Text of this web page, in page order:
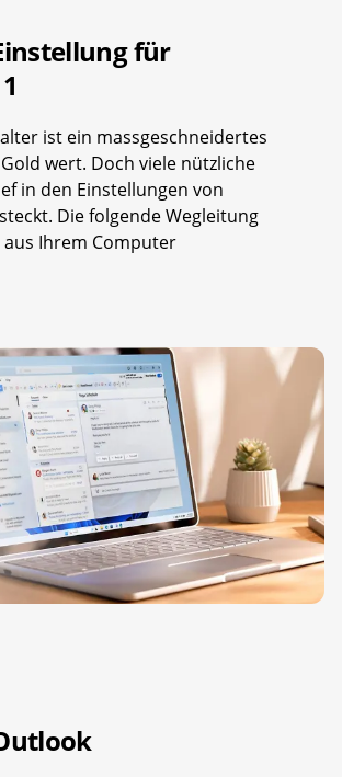
für
ist ein massgeschneidertes
wert. Doch viele nützliche
in den Einstellungen von
Die folgende Wegleitung
Ihrem Computer